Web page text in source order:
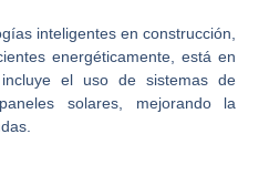
inteligentes en construcción,
energéticamente, está en
el uso de sistemas de
solares, mejorando la